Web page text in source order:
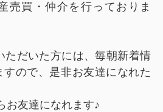
売買・仲介を行っておりま
ただいた方には、毎朝新着情
ので、是非お友達になれた
お友達になれます♪